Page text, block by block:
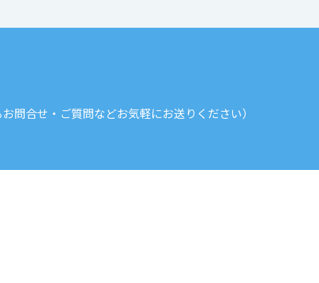
お問合せ・ご質問などお気軽にお送りください）